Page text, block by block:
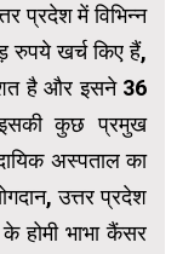
प्रदेश में विभिन्न
रुपये खर्च किए हैं,
है और इसने 36
इसकी कुछ प्रमुख
अस्पताल का
उत्तर प्रदेश
के होमी भाभा कैंसर